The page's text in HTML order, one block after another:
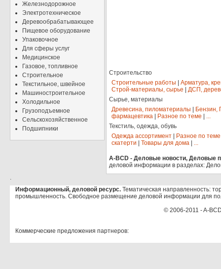
Железнодорожное
Электротехническое
Деревообрабатывающее
Пищевое оборудование
Упаковочное
Для сферы услуг
Медицинское
Газовое, топливное
Строительное
Текстильное, швейное
Машиностроительное
Холодильное
Грузоподъемное
Сельскохозяйственное
Подшипники
Строительство
Строительные работы
Арматура,
Строй-материалы, сырье
ДСП,
Сырье, материалы
Древесина, пиломатериалы
Бензин,
фармацевтика
Разное по теме
...
Текстиль, одежда, обувь
Одежда ассортимент
Разное по теме
скатерти
Товары для дома ...
A-BCD - Деловые новости, Деловые
деловой информации в разделах:
.
Информационный, деловой ресурс. Тематическая направленность:
промышленность. Свободное размещение деловой информации для
© 2006-2011 - A-
Коммерческие предложения партнеров: